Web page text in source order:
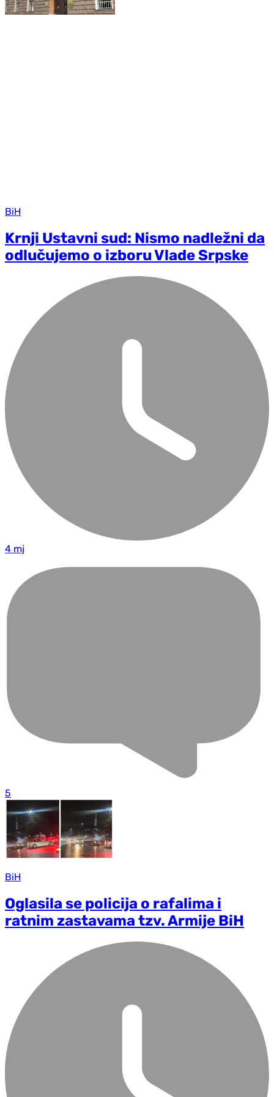
BiH
Krnji Ustavni sud: Nismo nadležni da
odlučujemo o izboru Vlade Srpske
4 mj
5
BiH
Oglasila se policija o rafalima i
ratnim zastavama tzv. Armije BiH